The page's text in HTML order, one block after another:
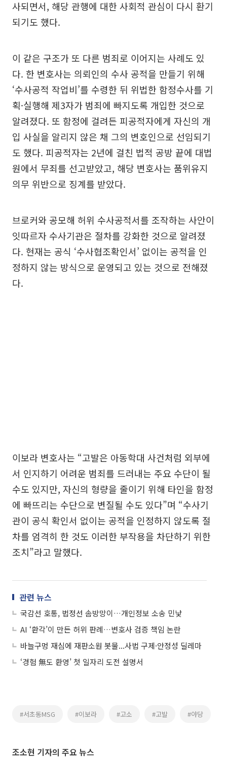
사되면서, 해당 관행에 대한 사회적 관심이 다시 환기
되기도 했다.
이 같은 구조가 또 다른 범죄로 이어지는 사례도 있
다. 한 변호사는 의뢰인의 수사 공적을 만들기 위해
‘수사공적 작업비’를 수령한 뒤 위법한 함정수사를 기
획·실행해 제3자가 범죄에 빠지도록 개입한 것으로
알려졌다. 또 함정에 걸려든 피공적자에게 자신의 개
입 사실을 알리지 않은 채 그의 변호인으로 선임되기
도 했다. 피공적자는 2년에 걸친 법적 공방 끝에 대법
원에서 무죄를 선고받았고, 해당 변호사는 품위유지
의무 위반으로 징계를 받았다.
브로커와 공모해 허위 수사공적서를 조작하는 사안이
잇따르자 수사기관은 절차를 강화한 것으로 알려졌
다. 현재는 공식 ‘수사협조확인서’ 없이는 공적을 인
정하지 않는 방식으로 운영되고 있는 것으로 전해졌
다.
이보라 변호사는 “고발은 아동학대 사건처럼 외부에
서 인지하기 어려운 범죄를 드러내는 주요 수단이 될
수도 있지만, 자신의 형량을 줄이기 위해 타인을 함정
에 빠뜨리는 수단으로 변질될 수도 있다”며 “수사기
관이 공식 확인서 없이는 공적을 인정하지 않도록 절
차를 엄격히 한 것도 이러한 부작용을 차단하기 위한
조치”라고 말했다.
관련 뉴스
국감선 호통, 법정선 솜방망이…개인정보 소송 민낯
AI ‘환각’이 만든 허위 판례…변호사 검증 책임 논란
바늘구멍 재심에 재판소원 봇물...사법 구제·안정성 딜레마
‘경험 無도 환영’ 첫 일자리 도전 설명서
#서초동MSG #이보라 #고소 #고발 #야당
조소현 기자의 주요 뉴스